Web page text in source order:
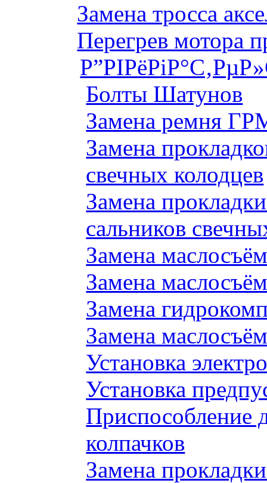
Замена тросса
Перегрев мотора
Болты Шатунов
Замена ремня
Замена
свечных колодцев
Замена
сальников
Замена
Замена
Замена
Замена
Установка
Установка
Приспособление
колпачков
Замена